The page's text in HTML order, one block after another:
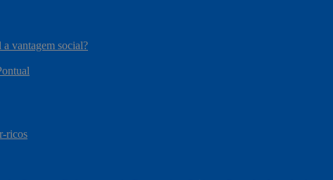
vantagem social?
ricos